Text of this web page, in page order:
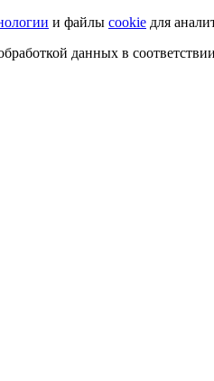
и файлы cookie для
данных в